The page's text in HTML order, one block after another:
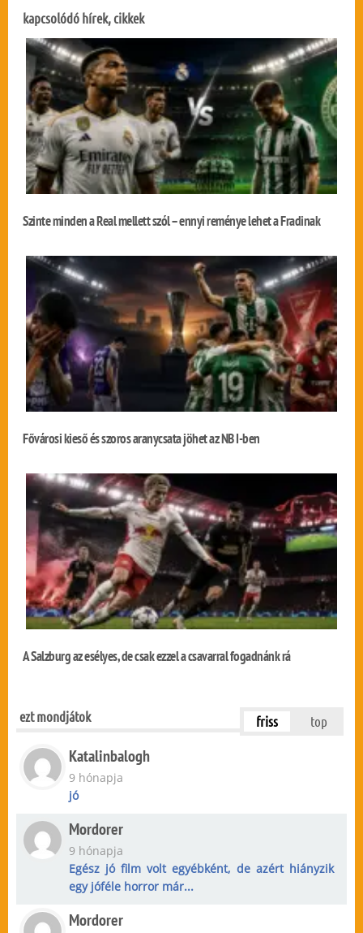
kapcsolódó hírek, cikkek
Szinte minden a Real mellett szól – ennyi reménye lehet a Fradinak
Fővárosi kieső és szoros aranycsata jöhet az NB I-ben
A Salzburg az esélyes, de csak ezzel a csavarral fogadnánk rá
ezt mondjátok friss top
Katalinbalogh
9 hónapja
jó
Mordorer
9 hónapja
Egész jó film volt egyébként, de azért hiányzik
egy jóféle horror már...
Mordorer